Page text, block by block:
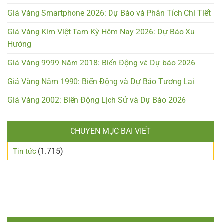
Giá Vàng Smartphone 2026: Dự Báo và Phân Tích Chi Tiết
Giá Vàng Kim Việt Tam Kỳ Hôm Nay 2026: Dự Báo Xu
Hướng
Giá Vàng 9999 Năm 2018: Biến Động và Dự báo 2026
Giá Vàng Năm 1990: Biến Động và Dự Báo Tương Lai
Giá Vàng 2002: Biến Động Lịch Sử và Dự Báo 2026
CHUYÊN MỤC BÀI VIẾT
Tin tức (1.715)